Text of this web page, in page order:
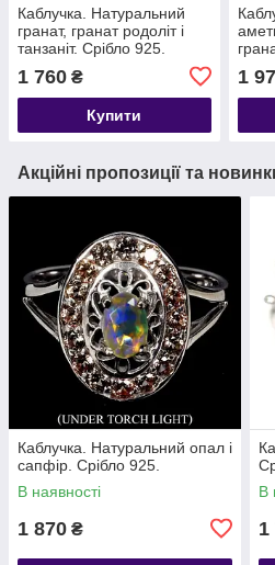
Каблучка. Натуральний
гранат, гранат родоліт і
танзаніт. Срібло 925.
1 760 ₴
Купити
1
Акційні пропозиції та
Каблучка. Натуральний опал і
сапфір. Срібло 925.
В наявності
1 870 ₴
В
1